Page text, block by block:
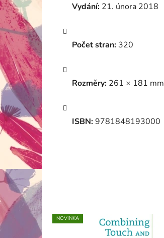
Vydání: 21. února 2018
Počet stran: 320
Rozměry: 261 × 181 mm
ISBN:9781848193000
NOVINKA